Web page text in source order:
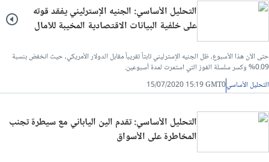
التحليل الأساسي: الجنيه الإسترليني يفقد قوته
على خلفية البيانات الاقتصادية المخيبة للآمال
حتى الآن هذا الأسبوع، ظل الجنيه الإسترليني ثابتاً تقريباً مقابل الدولار الأمريكي، حيث انخفض بنسبة
0.09% وكسر سلسلة الفوز التي استمرت لمدة أسبوعين.
التحليل الأساسي15/07/2020 15:19 GMT0
التحليل الأساسي: تقدم الين الياباني مع سيطرة تجنب
المخاطرة على الأسواق